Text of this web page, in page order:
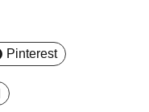
Pinterest